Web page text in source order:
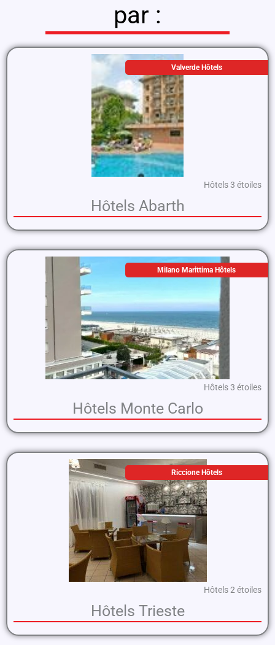
par :
Valverde Hôtels
Hôtels 3 étoiles
Hôtels Abarth
Milano Marittima Hôtels
Hôtels 3 étoiles
Hôtels Monte Carlo
Riccione Hôtels
Hôtels 2 étoiles
Hôtels Trieste